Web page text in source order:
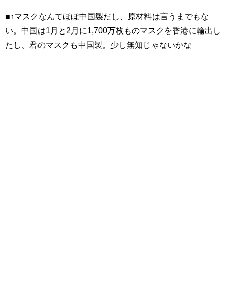
■↑マスクなんてほぼ中国製だし、原材料は言うまでもな
い。中国は1月と2月に1,700万枚ものマスクを香港に輸出し
たし、君のマスクも中国製。少し無知じゃないかな